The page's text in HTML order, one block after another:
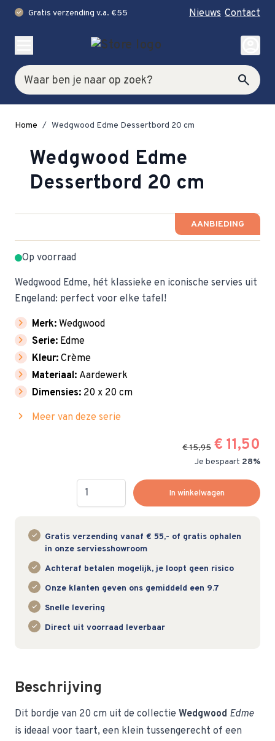
check Gratis verzending v.a. €55 Nieuws Contact
Zoek search
account_circle
Home / Wedgwood Edme Dessertbord 20 cm
Wedgwood Edme
Dessertbord 20 cm
AANBIEDING
Op voorraad
Wedgwood Edme, hét klassieke en iconische servies uit
Engeland: perfect voor elke tafel!
chevron_right Merk: Wedgwood
chevron_right Serie: Edme
chevron_right Kleur: Crème
chevron_right Materiaal: Aardewerk
chevron_right Dimensies: 20 x 20 cm
chevron_right Meer van deze serie
€ 15,95 € 11,50
Je bespaart 28%
Hoeveelheid
In winkelwagen
Gratis verzending vanaf € 55,- of gratis ophalen
in onze serviesshowroom
Achteraf betalen mogelijk, je loopt geen risico
Onze klanten geven ons gemiddeld een 9.7
Snelle levering
Direct uit voorraad leverbaar
Beschrijving
Dit bordje van 20 cm uit de collectie Wedgwood Edme
is ideaal voor taart, een klein tussengerecht of een